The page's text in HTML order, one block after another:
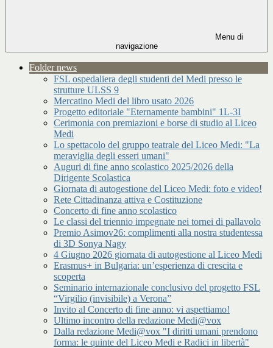
Menu di
navigazione
Folder news
FSL ospedaliera degli studenti del Medi presso le
strutture ULSS 9
Mercatino Medi del libro usato 2026
Progetto editoriale "Eternamente bambini" 1L-3I
Cerimonia con premiazioni e borse di studio al Liceo
Medi
Lo spettacolo del gruppo teatrale del Liceo Medi: "La
meraviglia degli esseri umani"
Auguri di fine anno scolastico 2025/2026 della
Dirigente Scolastica
Giornata di autogestione del Liceo Medi: foto e video!
Rete Cittadinanza attiva e Costituzione
Concerto di fine anno scolastico
Le classi del triennio impegnate nei tornei di pallavolo
Premio Asimov26: complimenti alla nostra studentessa
di 3D Sonya Nagy
4 Giugno 2026 giornata di autogestione al Liceo Medi
Erasmus+ in Bulgaria: un’esperienza di crescita e
scoperta
Seminario internazionale conclusivo del progetto FSL
“Virgilio (invisibile) a Verona”
Invito al Concerto di fine anno: vi aspettiamo!
Ultimo incontro della redazione Medi@vox
Dalla redazione Medi@vox "I diritti umani prendono
forma: le quinte del Liceo Medi e Radici in libertà"